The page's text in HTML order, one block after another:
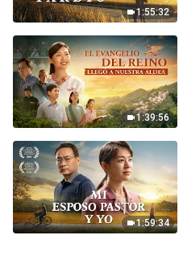
1:55:32
1:39:56
1:59:34